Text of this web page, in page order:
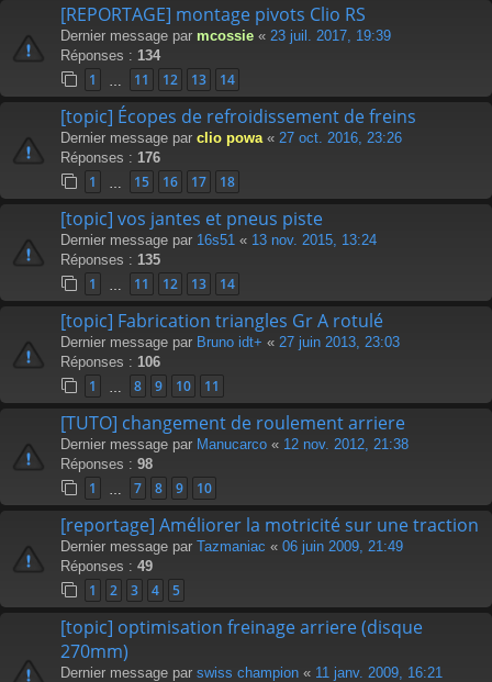
[REPORTAGE] montage pivots Clio RS
Dernier message par mcossie « 23 juil. 2017, 19:39
Réponses : 134
1 11 12 13 14
[topic] Écopes de refroidissement de freins
Dernier message par clio powa « 27 oct. 2016, 23:26
Réponses : 176
1 15 16 17 18
[topic] vos jantes et pneus piste
Dernier message par 16s51 « 13 nov. 2015, 13:24
Réponses : 135
1 11 12 13 14
[topic] Fabrication triangles Gr A rotulé
Dernier message par Bruno idt+ « 27 juin 2013, 23:03
Réponses : 106
1 8 9 10 11
[TUTO] changement de roulement arriere
Dernier message par Manucarco « 12 nov. 2012, 21:38
Réponses : 98
1 7 8 9 10
[reportage] Améliorer la motricité sur une traction
Dernier message par Tazmaniac « 06 juin 2009, 21:49
Réponses : 49
1 2 3 4 5
[topic] optimisation freinage arriere (disque
270mm)
Dernier message par swiss champion « 11 janv. 2009, 16:21